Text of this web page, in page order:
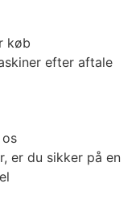
køb
efter aftale
er du sikker på en